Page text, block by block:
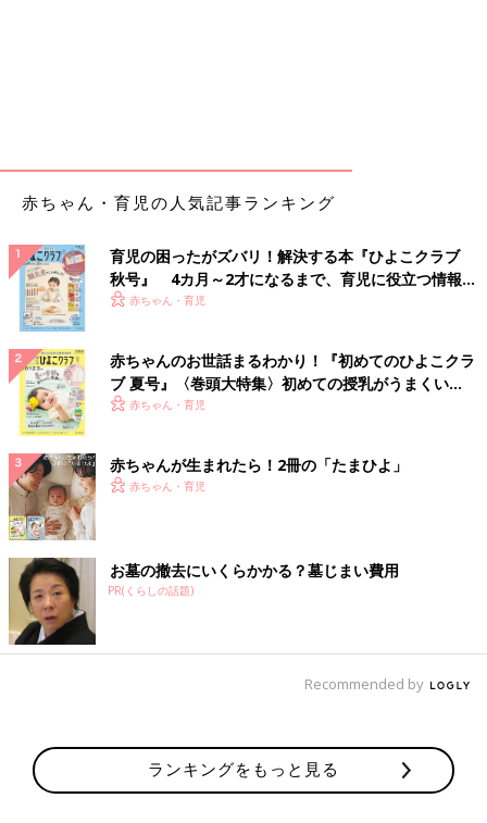
赤ちゃん・育児の人気記事ランキング
育児の困ったがズバリ！解決する本『ひよこクラブ
秋号』 4カ月～2才になるまで、育児に役立つ情報が
いっぱい！
赤ちゃん・育児
赤ちゃんのお世話まるわかり！『初めてのひよこクラ
ブ 夏号』〈巻頭大特集〉初めての授乳がうまくい
く！ おっぱい・ミルクの基本と夏のトラブル 解決テ
赤ちゃん・育児
赤ちゃんが生まれたら！2冊の「たまひよ」
赤ちゃん・育児
お墓の撤去にいくらかかる？墓じまい費用
PR(くらしの話題)
Recommended by
ランキングをもっと見る